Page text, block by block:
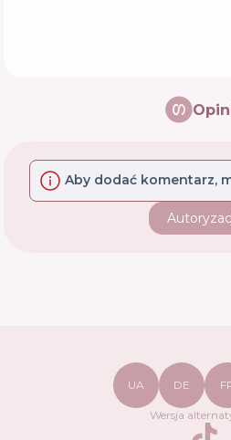
Aby dodać komentarz,
UA DE
Wersja